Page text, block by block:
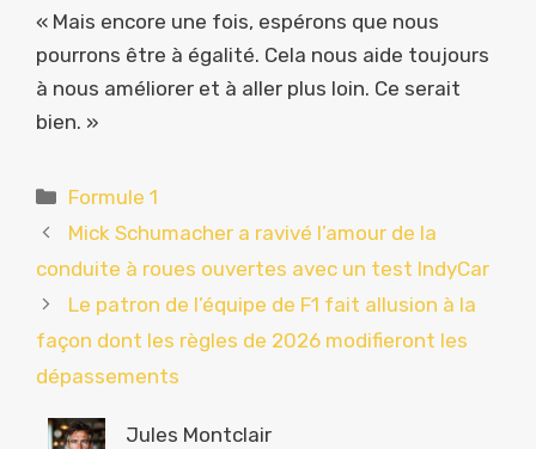
« Mais encore une fois, espérons que nous
pourrons être à égalité. Cela nous aide toujours
à nous améliorer et à aller plus loin. Ce serait
bien. »
Catégories
Formule 1
Mick Schumacher a ravivé l’amour de la
conduite à roues ouvertes avec un test IndyCar
Le patron de l’équipe de F1 fait allusion à la
façon dont les règles de 2026 modifieront les
dépassements
Jules Montclair